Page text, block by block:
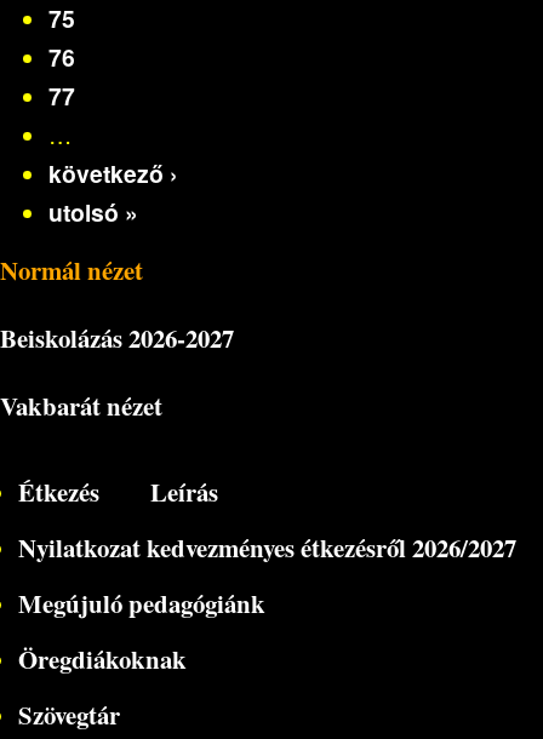
75
76
77
…
következő ›
utolsó »
Normál nézet
Beiskolázás2026-2027
Vakbarát nézet
Étkezés
Leírás
Nyilatkozat kedvezményes étkezésről 2026/2027
Megújuló pedagógiánk
Öregdiákoknak
Szövegtár